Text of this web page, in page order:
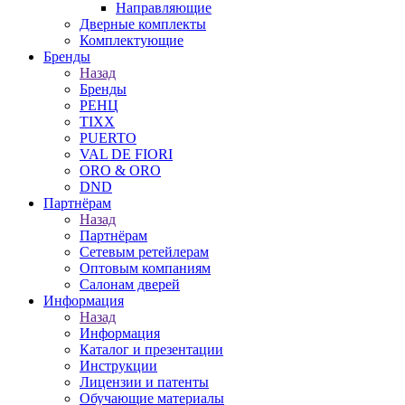
Направляющие
Дверные комплекты
Комплектующие
Бренды
Назад
Бренды
РЕНЦ
TIXX
PUERTO
VAL DE FIORI
ORO & ORO
DND
Партнёрам
Назад
Партнёрам
Сетевым ретейлерам
Оптовым компаниям
Салонам дверей
Информация
Назад
Информация
Каталог и презентации
Инструкции
Лицензии и патенты
Обучающие материалы